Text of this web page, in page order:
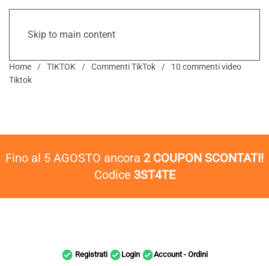
Skip to main content
Home TIKTOK Commenti TikTok
10 commenti video
Tiktok
Fino al 5 AGOSTO ancora 2 COUPON SCONTATI!
Codice 3ST4TE
Registrati Login Account - Ordini